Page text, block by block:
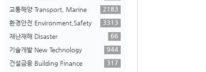
교통해양 Transport, Marine
2183
환경안전 Environment,Safety
3313
재난재해 Disaster
66
기술개발 New Technology
944
건설금융 Building Finance
317